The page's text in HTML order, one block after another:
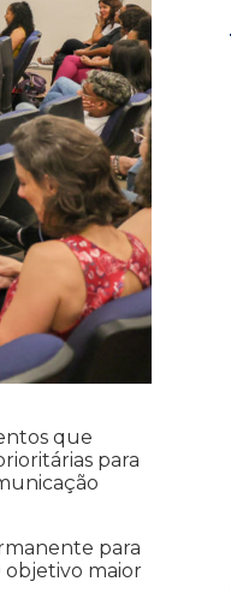
que
para
para
objetivo maior